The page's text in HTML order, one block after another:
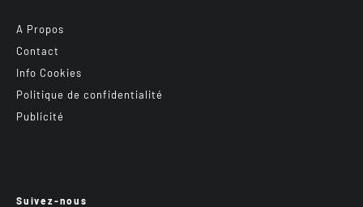
A Propos
Contact
Info Cookies
Politique de confidentialité
Publicité
Suivez-nous